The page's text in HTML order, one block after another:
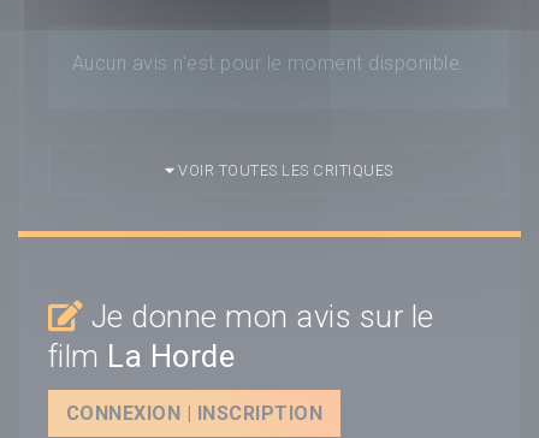
Aucun avis n'est pour le moment disponible.
VOIR TOUTES LES CRITIQUES
Je donne mon avis sur le
film La Horde
CONNEXION | INSCRIPTION